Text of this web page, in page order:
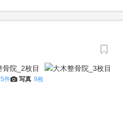
5件 写真 9枚